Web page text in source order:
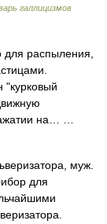
галлицизмов
для распыления,
"курковый
на… …
муж.
для